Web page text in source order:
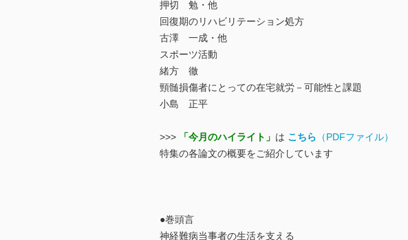
押切 勉・他
回復期のリハビリテーション処方
古澤 一成・他
スポーツ活動
緒方 徹
頸髄損傷者にとっての在宅就労－可能性と課題
小島 正平
>>> 「今月のハイライト」 は こちら （PDFファイル）
特集の各論文の概要をご紹介しています
●巻頭言
神経難病当事者の生活を支える